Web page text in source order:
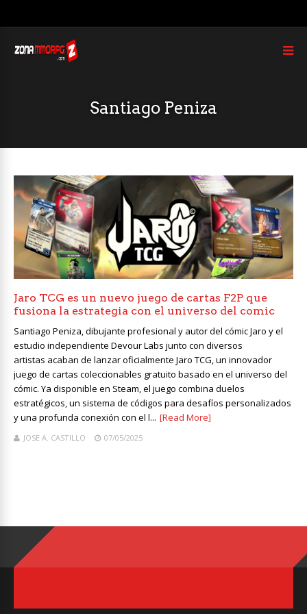
Santiago Peniza
Jaro TCG es un nuevo juego de cartas F2P que
fusiona la estrategia con el universo del comic
Santiago Peniza, dibujante profesional y autor del cómic Jaro y el
estudio independiente Devour Labs junto con diversos
artistas acaban de lanzar oficialmente Jaro TCG, un innovador
juego de cartas coleccionables gratuito basado en el universo del
cómic. Ya disponible en Steam, el juego combina duelos
estratégicos, un sistema de códigos para desafíos personalizados
y una profunda conexión con el l... [Read More]
JOSE A. CASTILLO 07/05/2025